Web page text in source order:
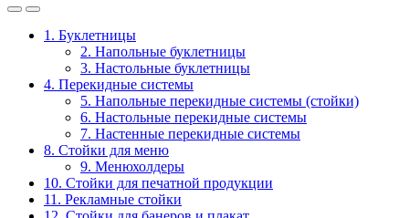
1. Буклетницы
2. Напольные буклетницы
3. Настольные буклетницы
4. Перекидные системы
5. Напольные перекидные системы (стойки)
6. Настольные перекидные системы
7. Настенные перекидные системы
8. Стойки для меню
9. Менюхолдеры
10. Стойки для печатной продукции
11. Рекламные стойки